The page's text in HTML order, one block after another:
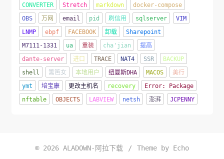
CONVERTER
Stretch markdown
docker-compose
OBS
万网 email pid 刷信用 sqlserver
VIM
LNMP
ebpf FACEBOOK 卸载
Sharepoint
M7111-1331
ua 重装 cha'jian
提高
dante-server
进口 TRACE NAT4 SSR
BACKUP
shell
篱笆女 本地用户 纽曼斯DHA MACOS
美行
ymt
培宝康 更改主机名 recovery
Error: Package
nftable
OBJECTS LABVIEW netsh 澎湃 JCPENNY
© 2026 ALADOWN-阿拉下载 / Theme by Echo